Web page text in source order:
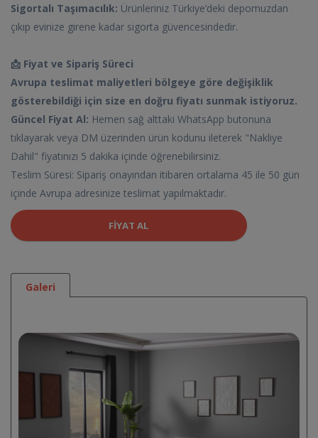
Sigortalı Taşımacılık: Ürünleriniz Türkiye’deki depomuzdan
çıkıp evinize girene kadar sigorta güvencesindedir.
📩 Fiyat ve Sipariş Süreci
Avrupa teslimat maliyetleri bölgeye göre değişiklik
gösterebildiği için size en doğru fiyatı sunmak istiyoruz.
Güncel Fiyat Al: Hemen sağ alttaki WhatsApp butonuna
tıklayarak veya DM üzerinden ürün kodunu ileterek "Nakliye
Dahil" fiyatınızı 5 dakika içinde öğrenebilirsiniz.
Teslim Süresi: Sipariş onayından itibaren ortalama 45 ile 50 gün
içinde Avrupa adresinize teslimat yapılmaktadır.
FIYAT AL
Galeri